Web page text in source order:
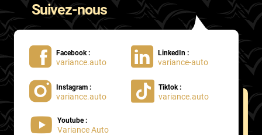
Suivez-nous
Facebook :
variance.auto
LinkedIn :
variance-auto
Instagram :
variance.auto
Tiktok :
variance.auto
Youtube :
Variance Auto